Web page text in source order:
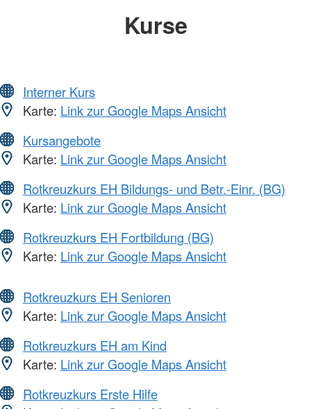
Kurse
Interner Kurs
Karte: Link zur Google Maps Ansicht
Kursangebote
Karte: Link zur Google Maps Ansicht
Rotkreuzkurs EH Bildungs- und Betr.-Einr. (BG)
Karte: Link zur Google Maps Ansicht
Rotkreuzkurs EH Fortbildung (BG)
Karte: Link zur Google Maps Ansicht
Rotkreuzkurs EH Senioren
Karte: Link zur Google Maps Ansicht
Rotkreuzkurs EH am Kind
Karte: Link zur Google Maps Ansicht
Rotkreuzkurs Erste Hilfe